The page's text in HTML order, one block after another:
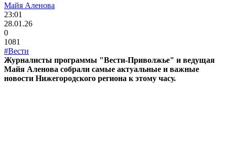
Майя Аленова
23:01
28.01.26
0
1081
#Вести
Журналисты программы "Вести-Приволжье" и ведущая
Майя Аленова собрали самые актуальные и важные
новости Нижегородского региона к этому часу.